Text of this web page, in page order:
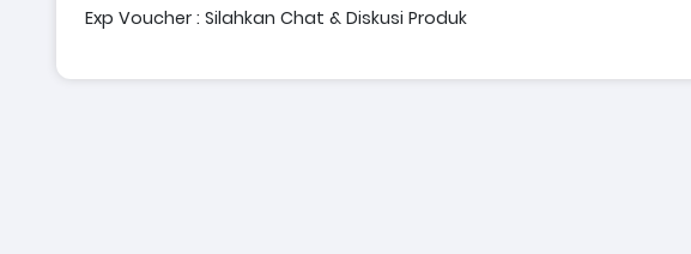
Exp Voucher : Silahkan Chat & Diskusi Produk